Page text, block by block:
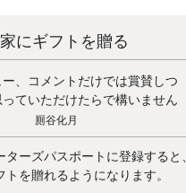
にギフトを贈る
、コメントだけでは賞賛しつ
ていただけたらで構いません
厠谷化月
ーズパスポートに登録すると、
を贈れるようになります。